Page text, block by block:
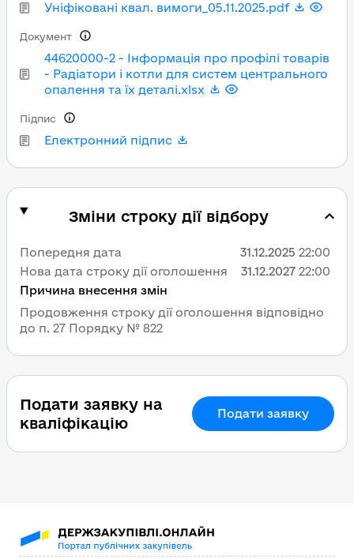
Уніфіковані квал. вимоги_05.11.2025.pdf
44620000-2 - Інформація про профілі товарів
- Радіатори і котли для систем центрального
опалення та їх деталі.xlsx
Документ
Електронний підпис
Підпис
Зміни строку дії відбору
Причина внесення змін
Продовження строку дії оголошення відповідно
до п. 27 Порядку № 822
Попередня дата 31.12.2025 22:00
Нова дата строку дії оголошення
31.12.2027 22:00
Подати заявку на
кваліфікацію
Подати заявку